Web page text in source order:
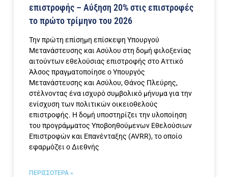
επιστροφής – Αύξηση 20% στις επιστροφές
το πρώτο τρίμηνο του 2026
Την πρώτη επίσημη επίσκεψη Υπουργού
Μετανάστευσης και Ασύλου στη δομή φιλοξενίας
αιτούντων εθελούσιας επιστροφής στο Αττικό
Άλσος πραγματοποίησε ο Υπουργός
Μετανάστευσης και Ασύλου, Θάνος Πλεύρης,
στέλνοντας ένα ισχυρό συμβολικό μήνυμα για την
ενίσχυση των πολιτικών οικειοθελούς
επιστροφής. Η δομή υποστηρίζει την υλοποίηση
του προγράμματος Υποβοηθούμενων Εθελούσιων
Επιστροφών και Επανένταξης (AVRR), το οποίο
εφαρμόζει ο Διεθνής
ΠΕΡΙΣΣΟΤΕΡΑ »